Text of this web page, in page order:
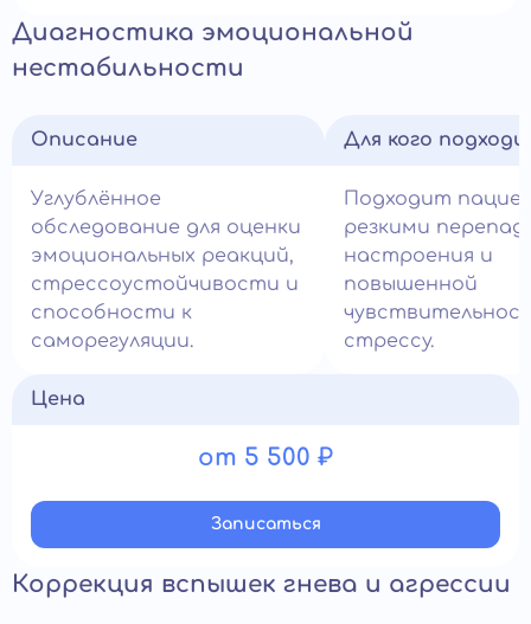
Диагностика эмоциональной
нестабильности
Описание
Углублённое
обследование для оценки
эмоциональных реакций,
стрессоустойчивости и
способности к
саморегуляции.
Для кого
Подходит
резкими
настроения и
повышенной
стрессу.
Цена
от 5 500 ₽
Записатьcя
Коррекция вспышек гнева и агрессии